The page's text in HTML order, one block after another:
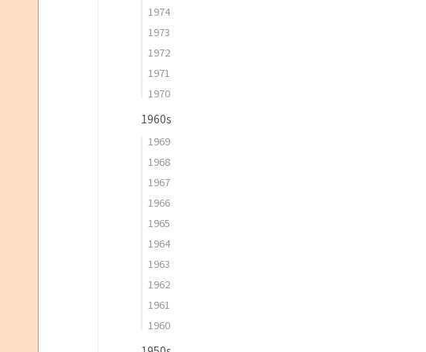
1974
1973
1972
1971
1970
1960s
1969
1968
1967
1966
1965
1964
1963
1962
1961
1960